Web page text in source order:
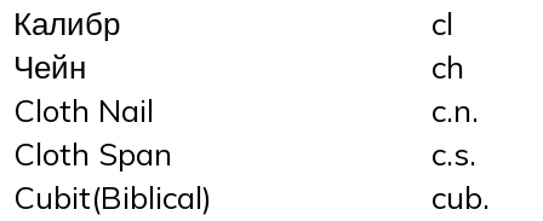
Калибр
cl
Чейн
ch
Cloth Nail
c.n.
Cloth Span
c.s.
Cubit(Biblical)
cub.